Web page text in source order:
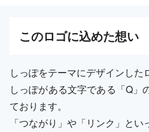
このロゴに込めた想い
しっぽをテーマにデザインした
しっぽがある文字である「Q」
ております。
「つながり」や「リンク」と